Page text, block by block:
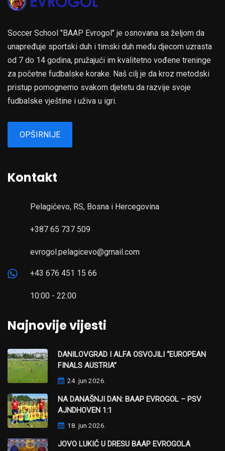
Soccer School "BAAP Evrogol" je osnovana sa željom da
unapređuje sportski duh i timski duh među djecom uzrasta
od 7 do 14 godina, pružajući im kvalitetno vođene treninge
za početne fudbalske korake. Naš cilj je da kroz metodski
pristup pomognemo svakom djetetu da razvije svoje
fudbalske vještine i uživa u igri.
OPŠIRNIJE
Kontakt
Pelagićevo, RS, Bosna i Hercegovina
+387 65 737 509
evrogol.pelagicevo@gmail.com
+43 676 451 15 66
10:00 - 22:00
Najnovije vijesti
DANILOVGRAD I ALFA OSVOJILI “EUROPEAN
FINALS AUSTRIA”
24. jun 2026.
NA DANAŠNJI DAN: BAAP EVROGOL – PSV
AJNDHOVEN 1:1
18. jun 2026.
JOVO LUKIĆ U DRESU BAAP EVROGOLA